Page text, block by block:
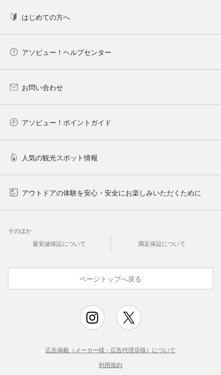
はじめての方へ
アソビュー！ヘルプセンター
お問い合わせ
アソビュー！ポイントガイド
人気の観光スポット情報
アウトドアの体験を安心・安全にお楽しみいただくために
そのほか
最安値保証について
満足保証について
ページトップへ戻る
広告掲載（メーカー様・広告代理店様）について
利用規約